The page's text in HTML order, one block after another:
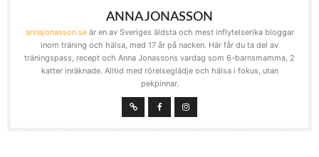
ANNA JONASSON
annajonasson.seär en av Sveriges äldsta och mest inflytelserika bloggar
inom träning och hälsa, med 17 år på nacken. Här får du ta del av
träningspass, recept och Anna Jonassons vardag som 6-barnsmamma, 2
katter inräknade. Alltid med rörelseglädje och hälsa i fokus, utan
pekpinnar.